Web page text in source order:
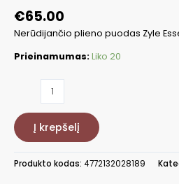
€65.00
Nerūdijančio plieno puodas Zyle
Prieinamumas:Liko 20
Nerūdijančio
plieno
puodas
ZY1540CS
Į krepšelį
Produkto kodas: 4772132028189